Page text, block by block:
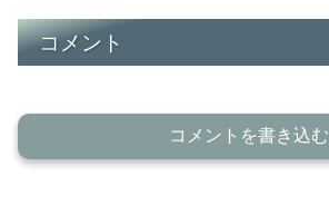
コメント
コメントを書き込む